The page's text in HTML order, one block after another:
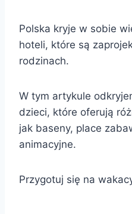
Polska kryje w sobie
hoteli, które są
rodzinach.
W tym artykule
dzieci, które oferują
jak baseny, place
animacyjne.
Przygotuj się na